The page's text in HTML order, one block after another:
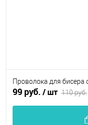
Проволока для
99 руб. / шт 110 руб.